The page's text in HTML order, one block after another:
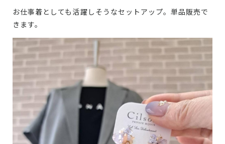
お仕事着としても活躍しそうなセットアップ。単品販売で
きます。